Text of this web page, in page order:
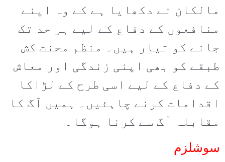
مالکان نے دکھایا ہے کے وہ اپنے
منافعوں کے دفاع کے لیے ہر حد تک
جانے کو تیار ہیں۔ منظم محنت کش
طبقے کو بھی اپنی زندگی اور معاش
کے دفاع کے لیے اسی طرح کے لڑاکا
اقدامات کرنے چاہئیں۔ ہمیں آگ کا
مقابلہ آگ سے کرنا ہوگا۔
سوشلزم